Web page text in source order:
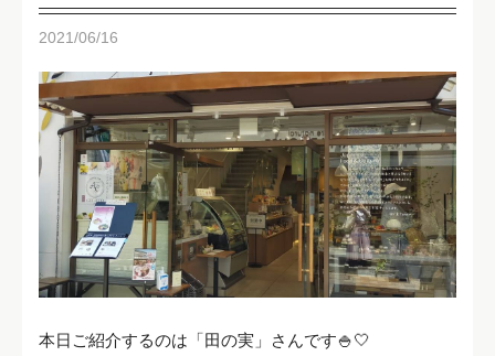
2021/06/16
本日ご紹介するのは「田の実」さんです🍚🤍